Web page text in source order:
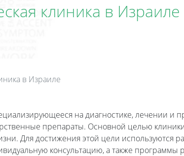
клиника в Израиле
в Израиле
на диагностике, лечении и
препараты. Основной целью
Для достижения этой цели используются
консультацию, а также программы